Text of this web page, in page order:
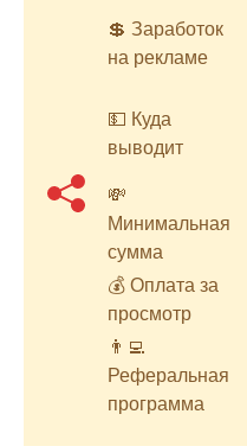
💲 Заработок
на рекламе
💵 Куда
выводит
💸
Минимальная
сумма
💰 Оплата за
просмотр
👨‍💻
Реферальная
программа